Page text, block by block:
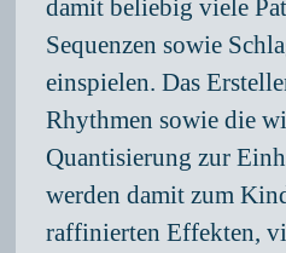
damit beliebig viele
Sequenzen sowie
einspielen. Das
Rhythmen sowie die
Quantisierung zur
werden damit zum
raffinierten Effekten,